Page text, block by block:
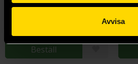
Avvisa
Miyamoto Musashi
Beställ
299